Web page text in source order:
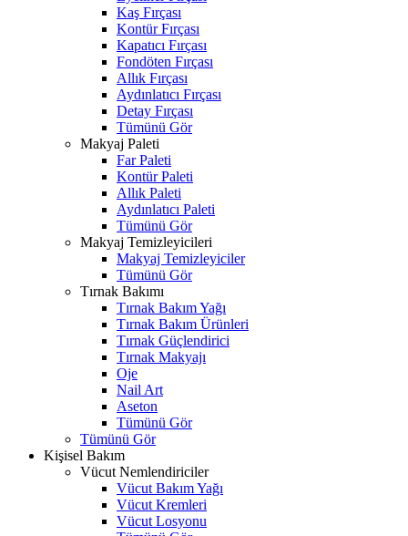
Kaş Fırçası
Kontür Fırçası
Kapatıcı Fırçası
Fondöten Fırçası
Allık Fırçası
Aydınlatıcı Fırçası
Detay Fırçası
Tümünü Gör
Makyaj Paleti
Far Paleti
Kontür Paleti
Allık Paleti
Aydınlatıcı Paleti
Tümünü Gör
Makyaj Temizleyicileri
Makyaj Temizleyiciler
Tümünü Gör
Tırnak Bakımı
Tırnak Bakım Yağı
Tırnak Bakım Ürünleri
Tırnak Güçlendirici
Tırnak Makyajı
Oje
Nail Art
Aseton
Tümünü Gör
Tümünü Gör
Kişisel Bakım
Vücut Nemlendiriciler
Vücut Bakım Yağı
Vücut Kremleri
Vücut Losyonu